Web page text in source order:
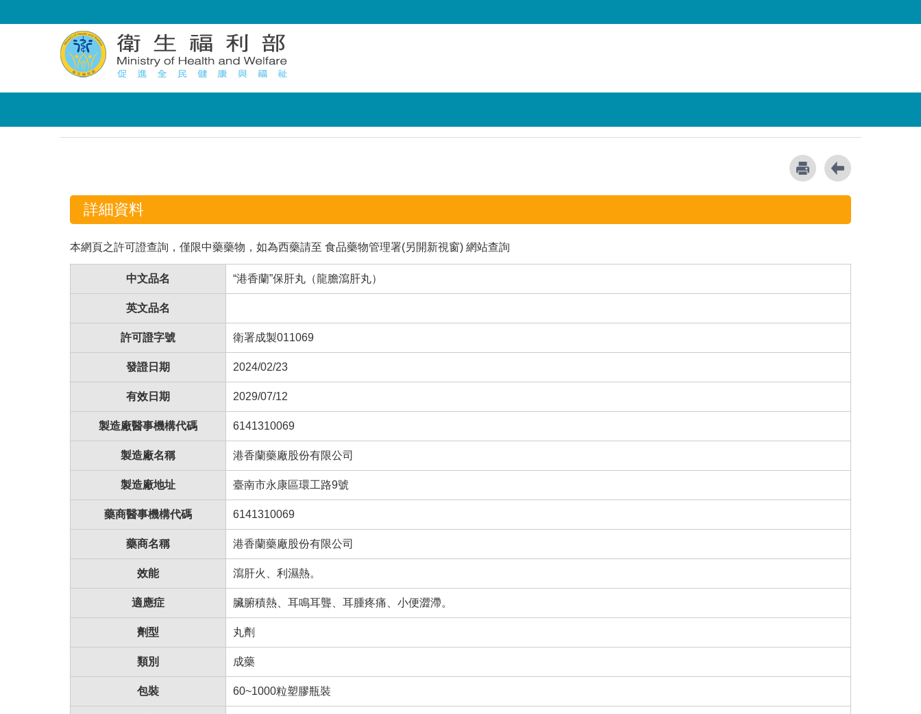
詳細資料
本網頁之許可證查詢，僅限中藥藥物，如為西藥請至 食品藥物管理署(另開新視窗) 網站查詢
中文品名 “港香蘭”保肝丸（龍膽瀉肝丸）
英文品名
許可證字號 衛署成製011069
發證日期 2024/02/23
有效日期 2029/07/12
製造廠醫事機構代碼 6141310069
製造廠名稱 港香蘭藥廠股份有限公司
製造廠地址 臺南市永康區環工路9號
藥商醫事機構代碼 6141310069
藥商名稱 港香蘭藥廠股份有限公司
效能 瀉肝火、利濕熱。
適應症 臟腑積熱、耳鳴耳聾、耳腫疼痛、小便澀滯。
劑型 丸劑
類別 成藥
包裝 60~1000粒塑膠瓶裝